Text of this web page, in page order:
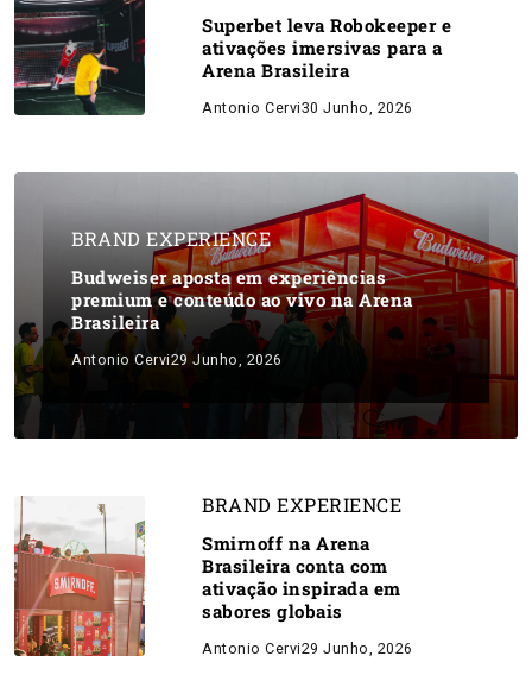
Superbet leva Robokeeper e
ativações imersivas para a
Arena Brasileira
Antonio Cervi30 Junho, 2026
BRAND EXPERIENCE
Budweiser aposta em experiências
premium e conteúdo ao vivo na Arena
Brasileira
Antonio Cervi29 Junho, 2026
BRAND EXPERIENCE
Smirnoff na Arena
Brasileira conta com
ativação inspirada em
sabores globais
Antonio Cervi29 Junho, 2026